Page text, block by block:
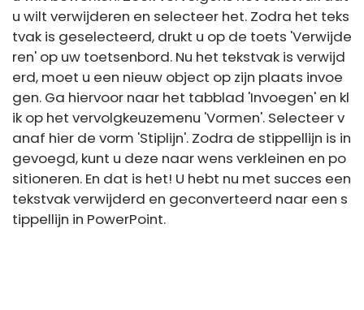
u wilt verwijderen en selecteer het. Zodra het teks
tvak is geselecteerd, drukt u op de toets 'Verwijde
ren' op uw toetsenbord. Nu het tekstvak is verwijd
erd, moet u een nieuw object op zijn plaats invoe
gen. Ga hiervoor naar het tabblad 'Invoegen' en kl
ik op het vervolgkeuzemenu 'Vormen'. Selecteer v
anaf hier de vorm 'Stiplijn'. Zodra de stippellijn is in
gevoegd, kunt u deze naar wens verkleinen en po
sitioneren. En dat is het! U hebt nu met succes een
tekstvak verwijderd en geconverteerd naar een s
tippellijn in PowerPoint.